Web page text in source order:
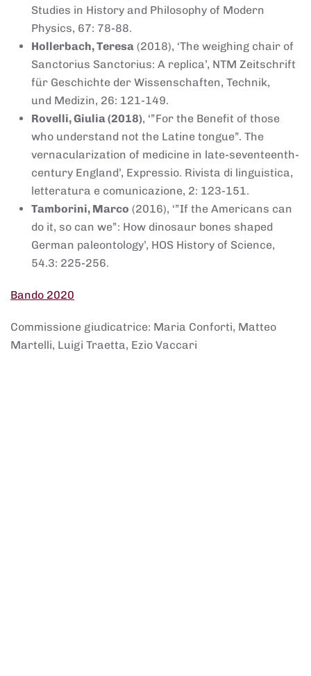
Studies in History and Philosophy of Modern
Physics, 67: 78-88.
Hollerbach, Teresa (2018), ‘The weighing chair of
Sanctorius Sanctorius: A replica’, NTM Zeitschrift
für Geschichte der Wissenschaften, Technik,
und Medizin, 26: 121-149.
Rovelli, Giulia (2018), ‘”For the Benefit of those
who understand not the Latine tongue”. The
vernacularization of medicine in late-seventeenth-
century England’, Expressio. Rivista di linguistica,
letteratura e comunicazione, 2: 123-151.
Tamborini, Marco (2016), ‘”If the Americans can
do it, so can we”: How dinosaur bones shaped
German paleontology’, HOS History of Science,
54.3: 225-256.
Bando 2020
Commissione giudicatrice: Maria Conforti, Matteo
Martelli, Luigi Traetta, Ezio Vaccari